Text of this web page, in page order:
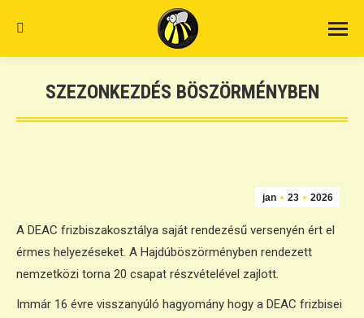
Search:
SZEZONKEZDÉS BÖSZÖRMÉNYBEN
jan 23 2026
A DEAC frizbiszakosztálya saját rendezésű versenyén ért el
érmes helyezéseket. A Hajdúböszörményben rendezett
nemzetközi torna 20 csapat részvételével zajlott.
Immár 16 évre visszanyúló hagyomány hogy a DEAC frizbisei